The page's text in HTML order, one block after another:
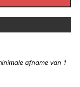
afname van 1